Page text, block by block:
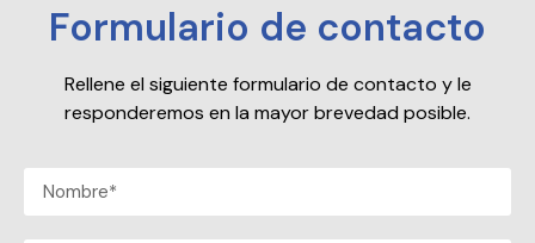
Formulario de contacto
Rellene el siguiente formulario de contacto y le
responderemos en la mayor brevedad posible.